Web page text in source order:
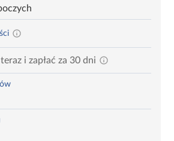
i zapłać za 30 dni